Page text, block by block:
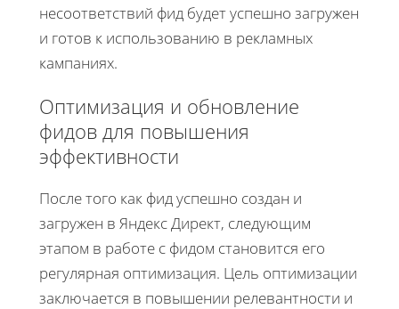
несоответствий фид будет успешно загружен
и готов к использованию в рекламных
кампаниях.
Оптимизация и обновление
фидов для повышения
эффективности
После того как фид успешно создан и
загружен в Яндекс Директ, следующим
этапом в работе с фидом становится его
регулярная оптимизация. Цель оптимизации
заключается в повышении релевантности и